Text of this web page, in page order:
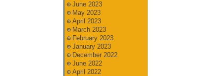
June 2023
May 2023
April 2023
March 2023
February 2023
January 2023
December 2022
June 2022
April 2022